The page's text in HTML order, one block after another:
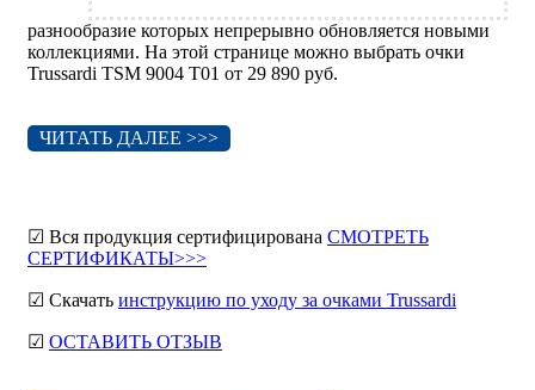
разнообразие которых непрерывно обновляется новыми
коллекциями. На этой странице можно выбрать очки
Trussardi TSM 9004 T01 от 29 890 руб.
ЧИТАТЬ ДАЛЕЕ >>>
☑ Вся продукция сертифицирована СМОТРЕТЬ
СЕРТИФИКАТЫ>>>
☑ Скачать инструкцию по уходу за очками Trussardi
☑ ОСТАВИТЬ ОТЗЫВ